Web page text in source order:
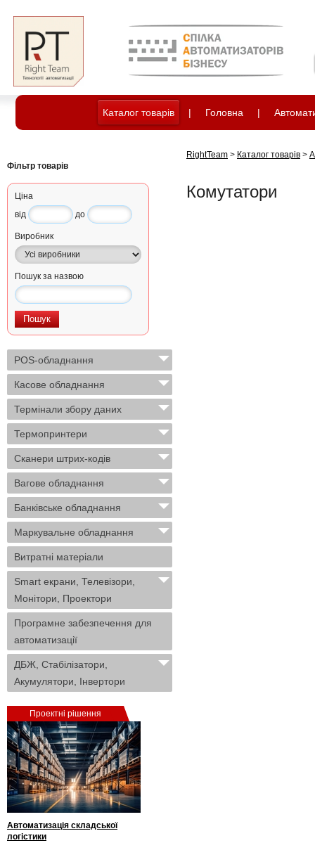
Каталог товарів | Головна |
Фільтр товарів
Ціна
від
до
Виробник
Пошук за назвою
POS-обладнання
Касове обладнання
Термінали збору даних
Термопринтери
Сканери штрих-кодів
Вагове обладнання
Банківське обладнання
Маркувальне обладнання
Витратні матеріали
Smart екрани, Телевізори,
Монітори, Проектори
Програмне забезпечення для
автоматизації
ДБЖ, Стабілізатори,
Акумулятори, Інвертори
Проектні рішення
Автоматизація складської
логістики
RightTeam > Каталог товарів >
Комутатори